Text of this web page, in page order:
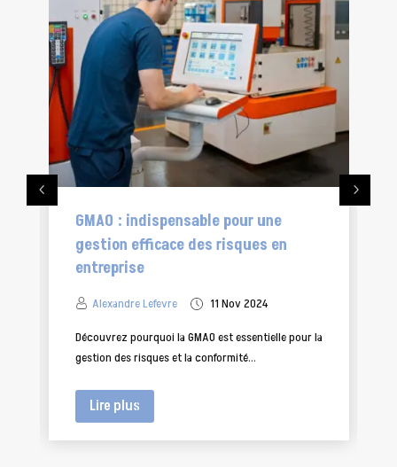
GMAO : indispensable pour une
gestion efficace des risques en
entreprise
Alexandre Lefevre
11 Nov 2024
Découvrez pourquoi la GMAO est essentielle pour la
gestion des risques et la conformité...
Lire plus